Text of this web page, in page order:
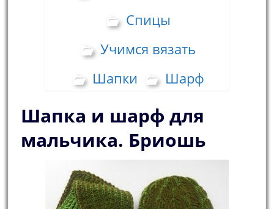
Спицы
Учимся вязать
Шапки
Шарф
Шапка и шарф для
мальчика. Бриошь